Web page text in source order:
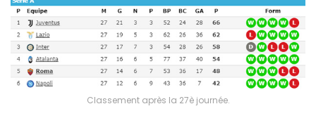
Classement après la 27è journée.